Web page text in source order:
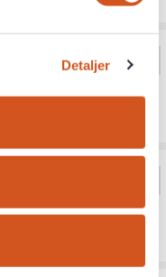
Detaljer